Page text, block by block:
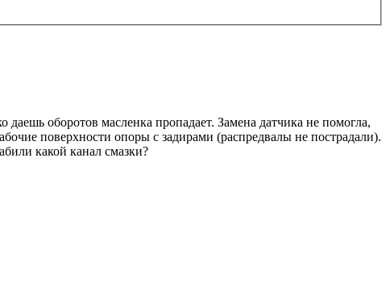
оборотов масленка пропадает. Замена датчика не помогла,
поверхности опоры с задирами (распредвалы не пострадали).
какой канал смазки?